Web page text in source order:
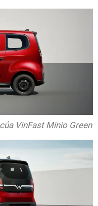
VinFast Minio Green